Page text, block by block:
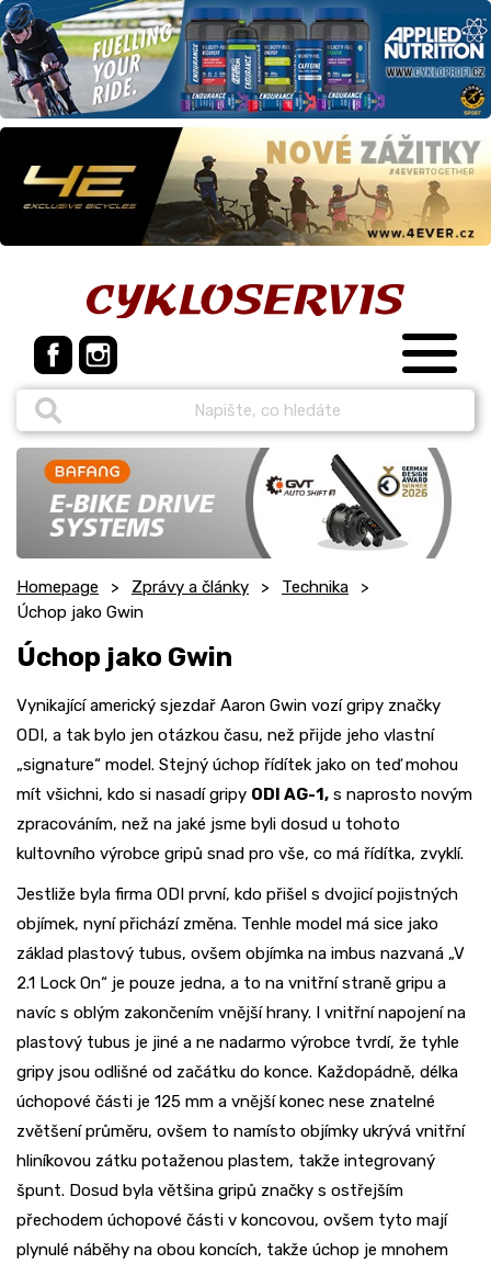
Homepage Zprávy a články
Technika
Úchop jako Gwin
Úchop jako Gwin
Vynikající americký sjezdař Aaron Gwin vozí gripy značky
ODI, a tak bylo jen otázkou času, než přijde jeho vlastní
„signature“ model. Stejný úchop řídítek jako on teď mohou
mít všichni, kdo si nasadí gripy ODI AG-1, s naprosto novým
zpracováním, než na jaké jsme byli dosud u tohoto
kultovního výrobce gripů snad pro vše, co má řídítka, zvyklí.
Jestliže byla firma ODI první, kdo přišel s dvojicí pojistných
objímek, nyní přichází změna. Tenhle model má sice jako
základ plastový tubus, ovšem objímka na imbus nazvaná „V
2.1 Lock On“ je pouze jedna, a to na vnitřní straně gripu a
navíc s oblým zakončením vnější hrany. I vnitřní napojení na
plastový tubus je jiné a ne nadarmo výrobce tvrdí, že tyhle
gripy jsou odlišné od začátku do konce. Každopádně, délka
úchopové části je 125 mm a vnější konec nese znatelné
zvětšení průměru, ovšem to namísto objímky ukrývá vnitřní
hliníkovou zátku potaženou plastem, takže integrovaný
špunt. Dosud byla většina gripů značky s ostřejším
přechodem úchopové části v koncovou, ovšem tyto mají
plynulé náběhy na obou koncích, takže úchop je mnohem